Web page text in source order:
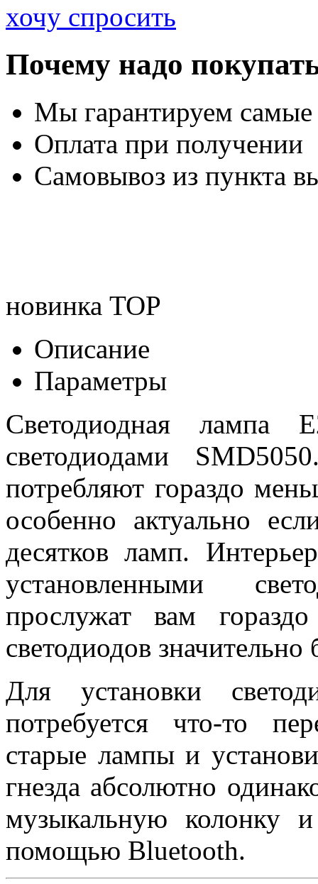
хочу спросить
Почему надо
Мы гарантируем
Оплата при получении
Самовывоз из пункта
новинка TOP
Описание
Параметры
Светодиодная
светодиодами
потребляют гораздо
особенно актуально
десятков ламп.
установленными
прослужат вам
светодиодов значительно
Для установки
потребуется что-то
старые лампы и
гнезда абсолютно
музыкальную колонку
помощью Bluetooth.